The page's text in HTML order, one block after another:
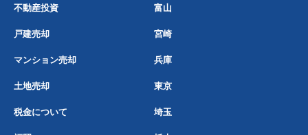
不動産投資 富山
戸建売却 宮崎
マンション売却 兵庫
土地売却 東京
税金について 埼玉